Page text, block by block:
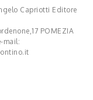
Capriotti Editore
POMEZIA
mail: